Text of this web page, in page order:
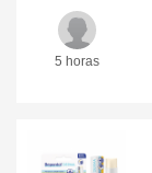
5 horas